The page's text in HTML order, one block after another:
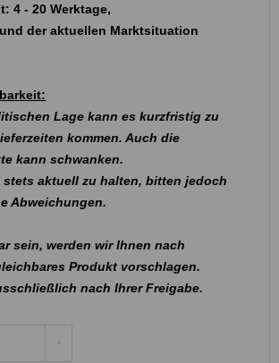
4 - 20 Werktage,
der aktuellen Marktsituation
Lage kann es kurzfristig zu
kommen. Auch die
kann schwanken.
aktuell zu halten, bitten jedoch
Abweichungen.
sein, werden wir Ihnen nach
Produkt vorschlagen.
nach Ihrer Freigabe.